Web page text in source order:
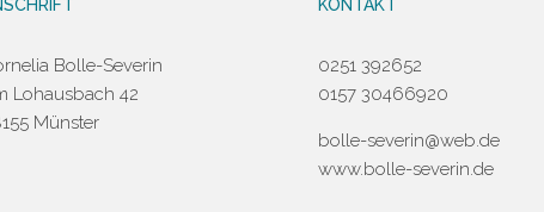
Bolle-Severin
Lohausbach 42
Münster
KONTAKT
0251 392652
0157 30466920
bolle-severin@web.de
www.bolle-severin.de